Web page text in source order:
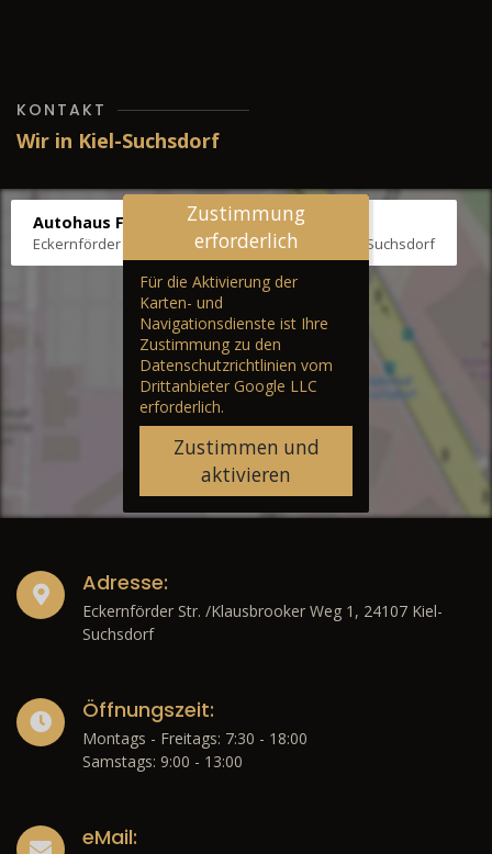
KONTAKT
Wir in Kiel-Suchsdorf
Autohaus Fräter
Eckernförder Str. /Klausbrooker Weg 1, 24107 Kiel-Suchsdorf
Zustimmung
erforderlich
Für die Aktivierung der
Karten- und
Navigationsdienste ist Ihre
Zustimmung zu den
Datenschutzrichtlinien vom
Drittanbieter Google LLC
erforderlich.
Zustimmen und
aktivieren
Adresse:
Eckernförder Str. /Klausbrooker Weg 1, 24107 Kiel-
Suchsdorf
Öffnungszeit:
Montags - Freitags: 7:30 - 18:00
Samstags: 9:00 - 13:00
eMail: